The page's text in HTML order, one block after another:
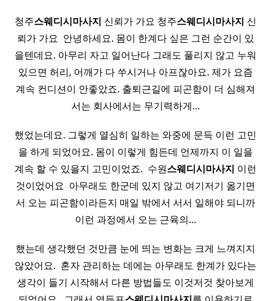
청주스웨디시마사지 신뢰가 가요 청주스웨디시마사지 신
뢰가 가요 ​ 안녕하세요. 몸이 한계다 싶은 그런 순간이 있
을텐데요. 아무리 자고 일어난다 그래도 풀리지 않고 누워
있으면 허리, 어깨가 다 쑤시거나 아프잖아요. 제가 요즘
계속 컨디션이 안좋았죠. 출퇴근길에 피곤함이 더 심해져
서는 회사에서는 무기력하게…
했었는데요. 그렇게 열심히 일하는 와중에 문득 이런 고민
을 하게 되었어요. 몸이 이렇게 힘든데 언제까지 이 일을
계속 할 수 있을지 고민이었죠. ​ 수원스웨디시마사지 이런
것이었어요 ​ 아무래도 한군데 있지 않고 여기저기 옮기면
서 오는 피곤함이라든지 매일 밖에서 서서 일해야 되니까
이런 과정에서 오는 근육의…
했는데 생각했던 것만큼 눈에 띄는 변화는 크게 느껴지지
않았어요. ​ 혼자 관리하는 데에는 아무래도 한계가 있다는
생각이 들기 시작해서 다른 방법들도 이것저것 찾아보게